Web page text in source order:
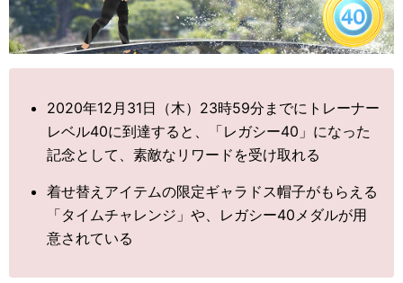
2020年12月31日（木）23時59分までにトレーナー
レベル40に到達すると、「レガシー40」になった
記念として、素敵なリワードを受け取れる
着せ替えアイテムの限定ギャラドス帽子がもらえる
「タイムチャレンジ」や、レガシー40メダルが用
意されている